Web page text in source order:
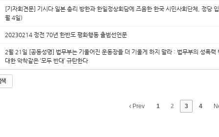
[기자회견문] 기시다 일본 총리 방한과 한일정상회담에 즈음한 한국 시민사회단체, 정당
월 4일)
20230214 정전 70년 한반도 평화행동 출범선언문
2월 21일 [공동성명] 법무부는 기울어진 운동장을 더 기울게 하지 말라 : 법무부의 성폭력
대한 악착같은 ‘모두 반대’ 규탄한다
색
Prev 1 2 3 4